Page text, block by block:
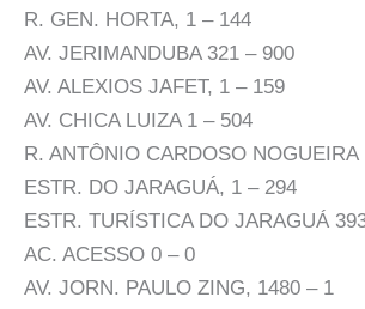
R. GEN. HORTA, 1 – 144
AV. JERIMANDUBA 321 – 900
AV. ALEXIOS JAFET, 1 – 159
AV. CHICA LUIZA 1 – 504
R. ANTÔNIO CARDOSO NOGUEIRA
ESTR. DO JARAGUÁ, 1 – 294
ESTR. TURÍSTICA DO JARAGUÁ
AC. ACESSO 0 – 0
AV. JORN. PAULO ZING, 1480 – 1